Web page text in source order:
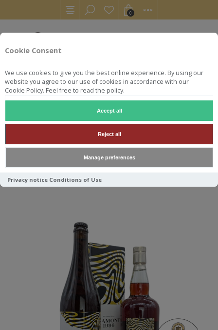
Cookie Consent
We use cookies to give you the best online experience. By using our
website you agree to our use of cookies in accordance with our
Cookie Policy. Feel free to read the policy.
Accept all
Reject all
Manage preferences
Privacy notice Conditions of Use
0
DIAMOND 1996 CRHUM +
BEER DIAMOND